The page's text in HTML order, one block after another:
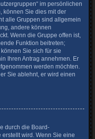
im persönlichen
können Sie dies mit der
alle Gruppen sind allgemein
andere können
Wenn die Gruppe offen ist,
Funktion beitreten;
Sie sich für sie
Ihren Antrag annehmen. Er
werden möchten.
Sie ablehnt, er wird einen
durch die Board-
wird. Wenn Sie eine